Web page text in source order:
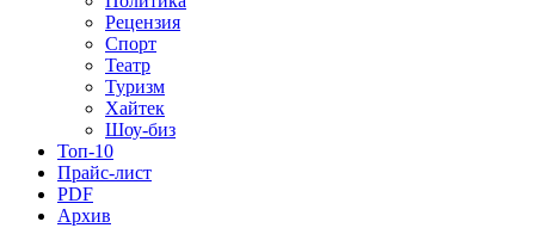
Рецензия
Спорт
Театр
Туризм
Хайтек
Шоу-биз
Топ-10
Прайс-лист
PDF
Архив